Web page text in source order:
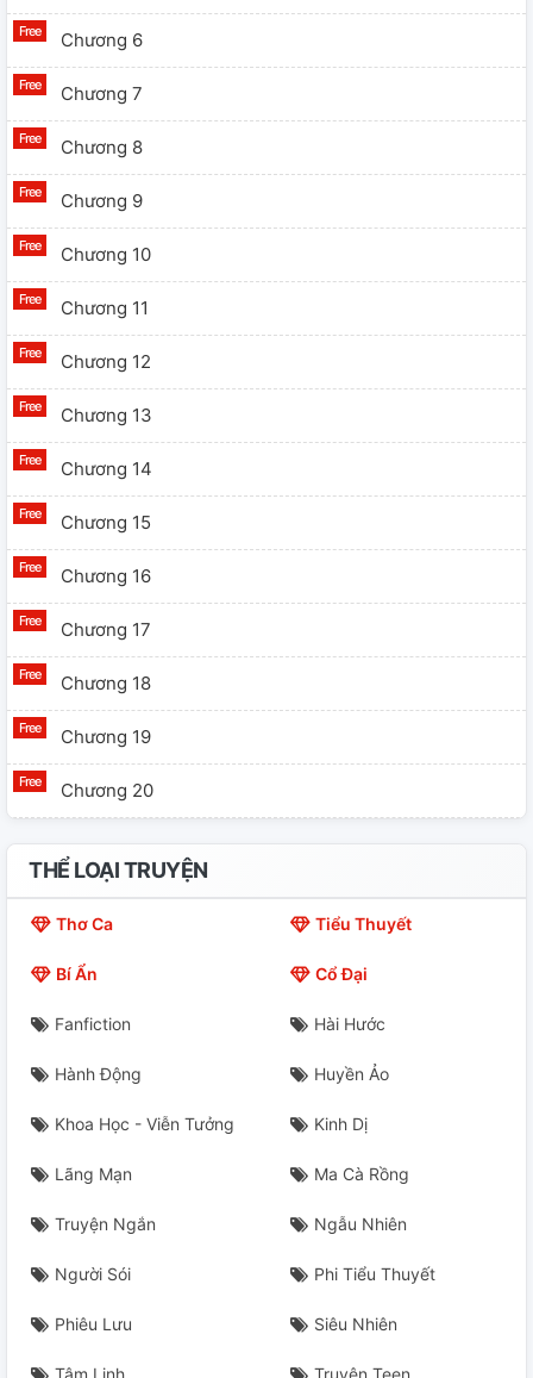
Chương 6
Chương 7
Chương 8
Chương 9
Chương 10
Chương 11
Chương 12
Chương 13
Chương 14
Chương 15
Chương 16
Chương 17
Chương 18
Chương 19
Chương 20
Chương 21
Chương 22
Chương 26
Chương 27
Chương 28
Chương 29
Chương 30
THỂ LOẠI TRUYỆN
Thơ Ca Tiểu Thuyết
Bí Ẩn Cổ Đại
Fanfiction Hài Hước
Hành Động Huyền Ảo
Khoa Học - Viễn Tưởng Kinh Dị
Lãng Mạn Ma Cà Rồng
Truyện Ngắn Ngẫu Nhiên
Người Sói Phi Tiểu Thuyết
Phiêu Lưu Siêu Nhiên